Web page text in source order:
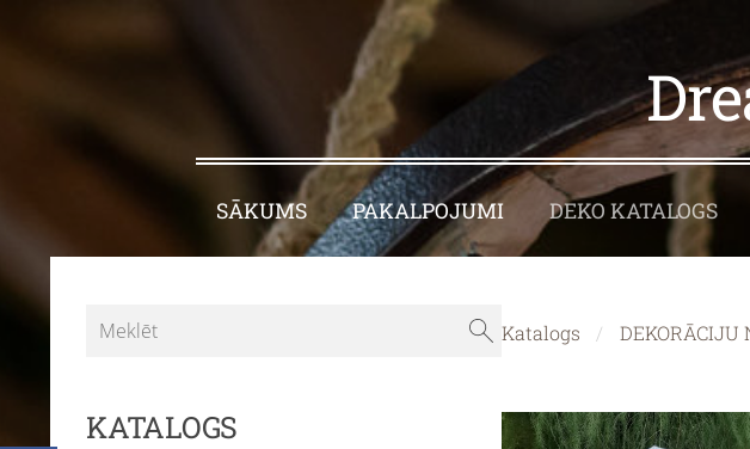
SĀKUMS PAKALPOJUMI DEKO KATALOGS
KATALOGS
Katalogs DEKORĀCIJU